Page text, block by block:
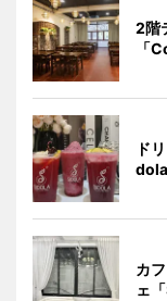
2階
「
ド
dola
カ
ェ